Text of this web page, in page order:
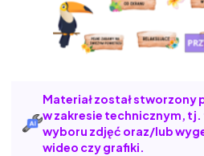
Materiał został stworzony
w zakresie technicznym,
wyboru zdjęć oraz/lub
wideo czy grafiki.